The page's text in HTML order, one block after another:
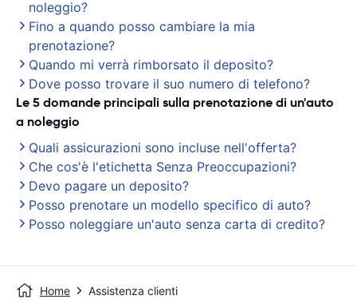
noleggio?
Fino a quando posso cambiare la mia
prenotazione?
Quando mi verrà rimborsato il deposito?
Dove posso trovare il suo numero di telefono?
Le 5 domande principali sulla prenotazione di un'auto
a noleggio
Quali assicurazioni sono incluse nell'offerta?
Che cos'è l'etichetta Senza Preoccupazioni?
Devo pagare un deposito?
Posso prenotare un modello specifico di auto?
Posso noleggiare un'auto senza carta di credito?
Home Assistenza clienti